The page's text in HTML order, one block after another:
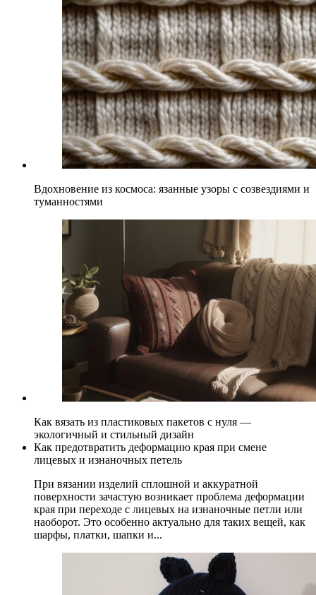
Вдохновение из космоса: язанные узоры с созвездиями и
туманностями
Как вязать из пластиковых пакетов с нуля —
экологичный и стильный дизайн
Как предотвратить деформацию края при смене
лицевых и изнаночных петель
При вязании изделий сплошной и аккуратной
поверхности зачастую возникает проблема деформации
края при переходе с лицевых на изнаночные петли или
наоборот. Это особенно актуально для таких вещей, как
шарфы, платки, шапки и...